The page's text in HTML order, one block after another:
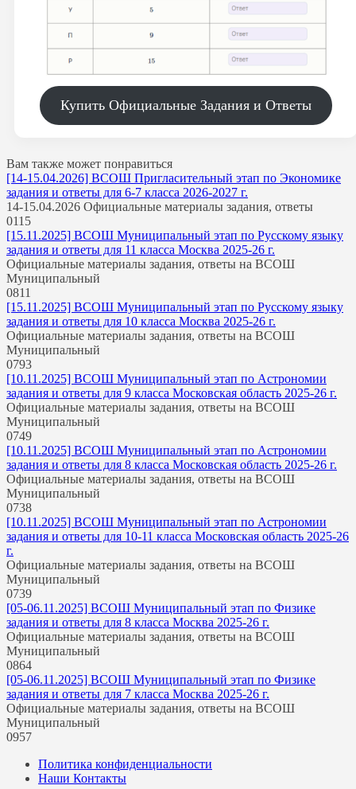
Купить Официальные Задания и Ответы
Вам также может понравиться
[14-15.04.2026] ВСОШ Пригласительный этап по Экономике
задания и ответы для 6-7 класса 2026-2027 г.
14-15.04.2026 Официальные материалы задания, ответы
0115
[15.11.2025] ВСОШ Муниципальный этап по Русскому языку
задания и ответы для 11 класса Москва 2025-26 г.
Официальные материалы задания, ответы на ВСОШ
Муниципальный
0811
[15.11.2025] ВСОШ Муниципальный этап по Русскому языку
задания и ответы для 10 класса Москва 2025-26 г.
Официальные материалы задания, ответы на ВСОШ
Муниципальный
0793
[10.11.2025] ВСОШ Муниципальный этап по Астрономии
задания и ответы для 9 класса Московская область 2025-26 г.
Официальные материалы задания, ответы на ВСОШ
Муниципальный
0749
[10.11.2025] ВСОШ Муниципальный этап по Астрономии
задания и ответы для 8 класса Московская область 2025-26 г.
Официальные материалы задания, ответы на ВСОШ
Муниципальный
0738
[10.11.2025] ВСОШ Муниципальный этап по Астрономии
задания и ответы для 10-11 класса Московская область 2025-26
г.
Официальные материалы задания, ответы на ВСОШ
Муниципальный
0739
[05-06.11.2025] ВСОШ Муниципальный этап по Физике
задания и ответы для 8 класса Москва 2025-26 г.
Официальные материалы задания, ответы на ВСОШ
Муниципальный
0864
[05-06.11.2025] ВСОШ Муниципальный этап по Физике
задания и ответы для 7 класса Москва 2025-26 г.
Официальные материалы задания, ответы на ВСОШ
Муниципальный
0957
Политика конфиденциальности
Наши Контакты